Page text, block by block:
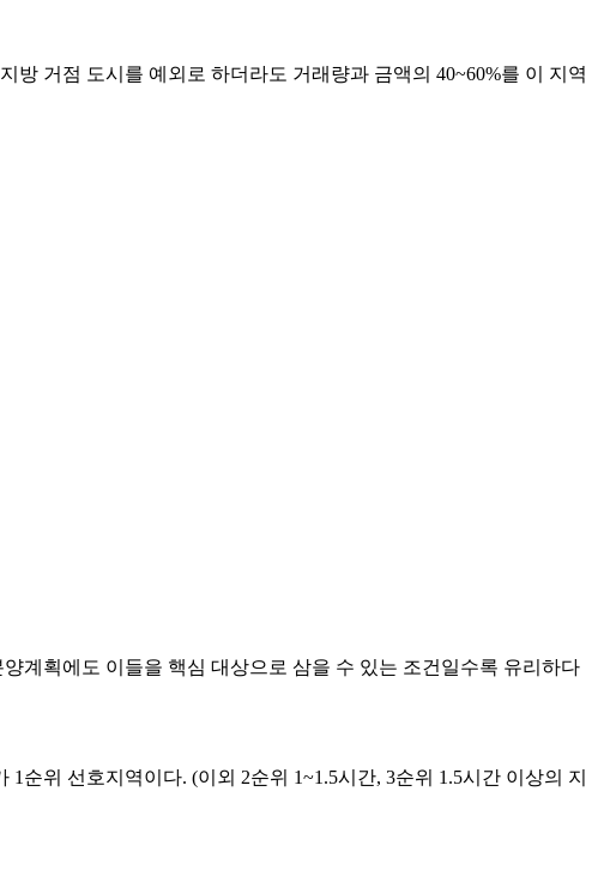
거점 도시를 예외로 하더라도 거래량과 금액의 40~60%를 이 지역
계획에도 이들을 핵심 대상으로 삼을 수 있는 조건일수록 유리하다
위 선호지역이다. (이외 2순위 1~1.5시간, 3순위 1.5시간 이상의 지